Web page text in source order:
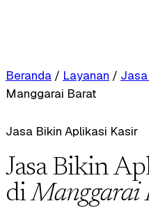
Beranda / Layanan /
Manggarai Barat
Jasa Bikin Aplikasi Kasir
Jasa Bikin
diManggarai